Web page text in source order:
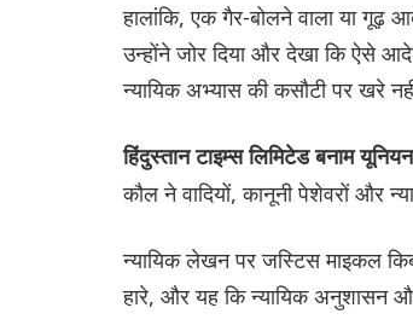
हालांकि, एक गैर-बोलने वाला या गूढ़
उन्होंने जोर दिया और देखा कि ऐसे
न्यायिक अभ्यास की कसौटी पर खरे
हिंदुस्तान टाइम्स लिमिटेड बनाम
कौल ने वादियों, कानूनी पेशेवरों और
न्यायिक लेखन पर जस्टिस माइकल
हारे, और यह कि न्यायिक अनुशासन और